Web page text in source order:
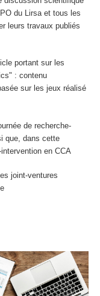
du Lirsa et tous les
leurs travaux publiés
portant sur les
: contenu
sur les jeux réalisé
de recherche-
que, dans cette
en CCA
joint-ventures